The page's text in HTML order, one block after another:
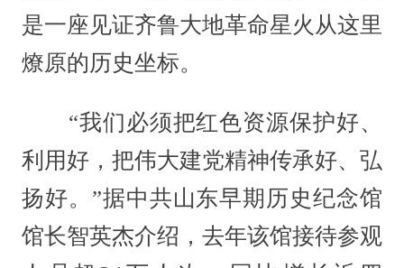
是一座见证齐鲁大地革命星火从这里
燎原的历史坐标。
“我们必须把红色资源保护好、
利用好，把伟大建党精神传承好、弘
扬好。”据中共山东早期历史纪念馆
馆长智英杰介绍，去年该馆接待参观